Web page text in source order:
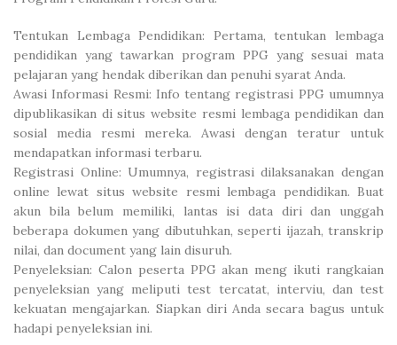
Tentukan Lembaga Pendidikan: Pertama, tentukan lembaga
pendidikan yang tawarkan program PPG yang sesuai mata
pelajaran yang hendak diberikan dan penuhi syarat Anda.
Awasi Informasi Resmi: Info tentang registrasi PPG umumnya
dipublikasikan di situs website resmi lembaga pendidikan dan
sosial media resmi mereka. Awasi dengan teratur untuk
mendapatkan informasi terbaru.
Registrasi Online: Umumnya, registrasi dilaksanakan dengan
online lewat situs website resmi lembaga pendidikan. Buat
akun bila belum memiliki, lantas isi data diri dan unggah
beberapa dokumen yang dibutuhkan, seperti ijazah, transkrip
nilai, dan document yang lain disuruh.
Penyeleksian: Calon peserta PPG akan meng ikuti rangkaian
penyeleksian yang meliputi test tercatat, interviu, dan test
kekuatan mengajarkan. Siapkan diri Anda secara bagus untuk
hadapi penyeleksian ini.